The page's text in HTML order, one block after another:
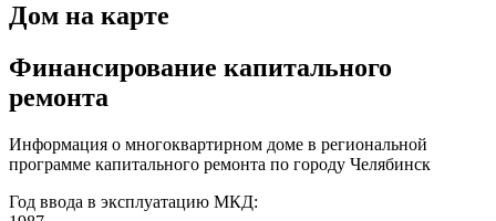
Дом на карте
Финансирование капитального
ремонта
Информация о многоквартирном доме в региональной
программе капитального ремонта по городу Челябинск
Год ввода в эксплуатацию МКД: